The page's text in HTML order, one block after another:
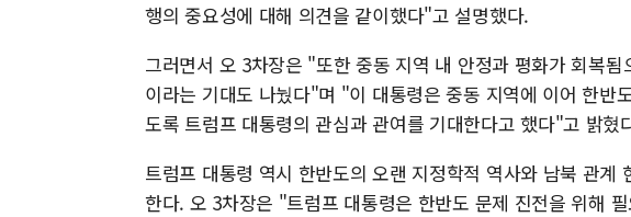
행의 중요성에 대해 의견을 같이했다"고 설명했다.
그러면서 오 3차장은 "또한 중동 지역 내 안정과 평화가 회복
이라는 기대도 나눴다"며 "이 대통령은 중동 지역에 이어 한반
도록 트럼프 대통령의 관심과 관여를 기대한다고 했다"고 밝혔
트럼프 대통령 역시 한반도의 오랜 지정학적 역사와 남북 관계
한다. 오 3차장은 "트럼프 대통령은 한반도 문제 진전을 위해